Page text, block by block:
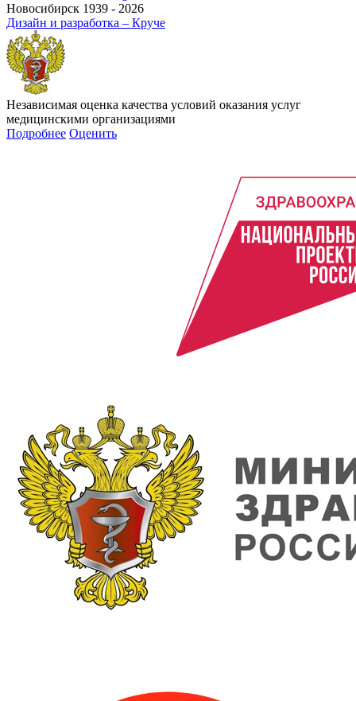
Новосибирск 1939 - 2026
Дизайн и разработка – Круче
Независимая оценка качества условий оказания услуг
медицинскими организациями
Подробнее Оценить